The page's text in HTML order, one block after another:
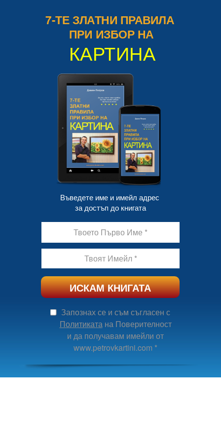
Въведете име и имейл адрес
за достъп до книгата
7-ТЕ ЗЛАТНИ ПРАВИЛА
ПРИ ИЗБОР НА
КАРТИНА
Твоето Първо Име
Твоят Имейл
ИСКАМ КНИГАТА
Запознах се и съм съгласен с
Политикатана Поверителност
и да получавам имейли от
www.petrovkartini.com